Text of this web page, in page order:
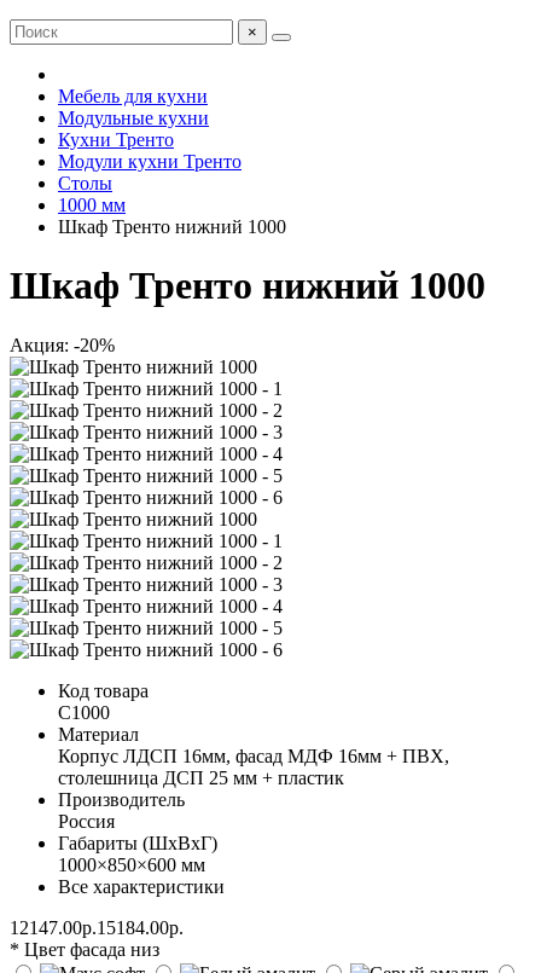
×
Мебель для кухни
Модульные кухни
Кухни Тренто
Модули кухни Тренто
Столы
1000 мм
Шкаф Тренто нижний 1000
Шкаф Тренто нижний 1000
Акция: -20%
Код товара
С1000
Материал
Корпус ЛДСП 16мм, фасад МДФ 16мм + ПВХ,
столешница ДСП 25 мм + пластик
Производитель
Россия
Габариты (ШхВхГ)
1000×850×600 мм
Все характеристики
12147.00р.15184.00р.
* Цвет фасада низ